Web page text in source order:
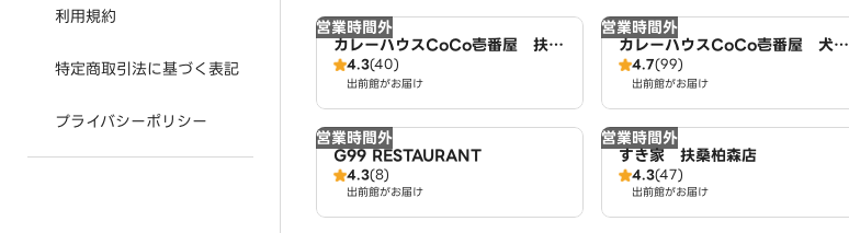
利用規約
特定商取引法に基づく表記
プライバシーポリシー
営業時間外
カレーハウスCoCo壱番屋 扶桑
店（SD）
4.3(40)
出前館がお届け
営業時間外
カレーハウスCoCo壱番屋 犬山
五郎丸店（SD）
4.7(99)
出前館がお届け
営業時間外
G99 RESTAURANT
4.3(8)
出前館がお届け
営業時間外
すき家 扶桑柏森店
4.3(47)
出前館がお届け